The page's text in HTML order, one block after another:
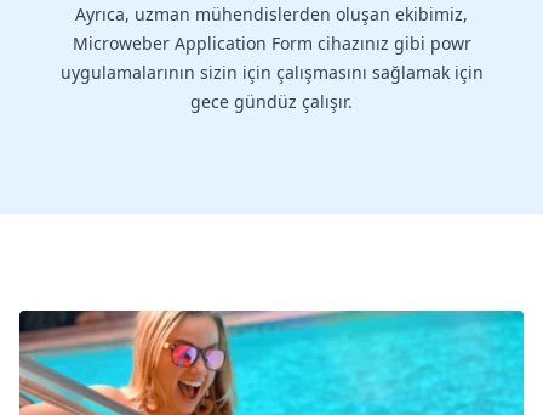
Ayrıca, uzman mühendislerden oluşan ekibimiz,
Microweber Application Form cihazınız gibi powr
uygulamalarının sizin için çalışmasını sağlamak için
gece gündüz çalışır.